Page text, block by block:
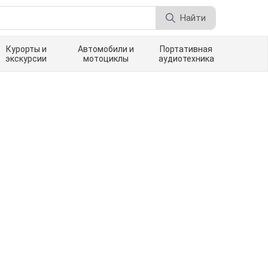
Найти
Курорты и
экскурсии
Автомобили и
мотоциклы
Портативная
аудиотехника